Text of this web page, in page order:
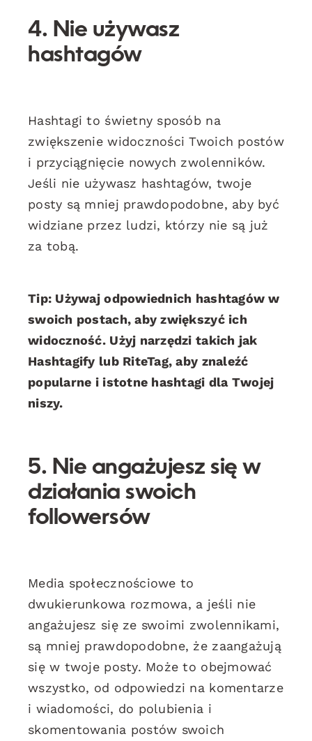
4. Nie używasz
hashtagów
Hashtagi to świetny sposób na
zwiększenie widoczności Twoich postów
i przyciągnięcie nowych zwolenników.
Jeśli nie używasz hashtagów, twoje
posty są mniej prawdopodobne, aby być
widziane przez ludzi, którzy nie są już
za tobą.
Tip: Używaj odpowiednich hashtagów w
swoich postach, aby zwiększyć ich
widoczność. Użyj narzędzi takich jak
Hashtagify lub RiteTag, aby znaleźć
popularne i istotne hashtagi dla Twojej
niszy.
5. Nie angażujesz się w
działania swoich
followersów
Media społecznościowe to
dwukierunkowa rozmowa, a jeśli nie
angażujesz się ze swoimi zwolennikami,
są mniej prawdopodobne, że zaangażują
się w twoje posty. Może to obejmować
wszystko, od odpowiedzi na komentarze
i wiadomości, do polubienia i
skomentowania postów swoich